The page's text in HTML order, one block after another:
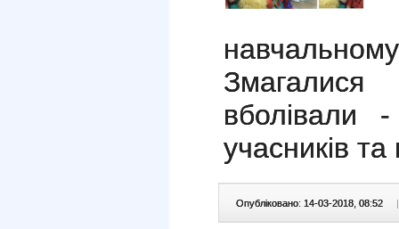
вболівали
учасників
Опубліковано: 14-03-2018, 08:52 |